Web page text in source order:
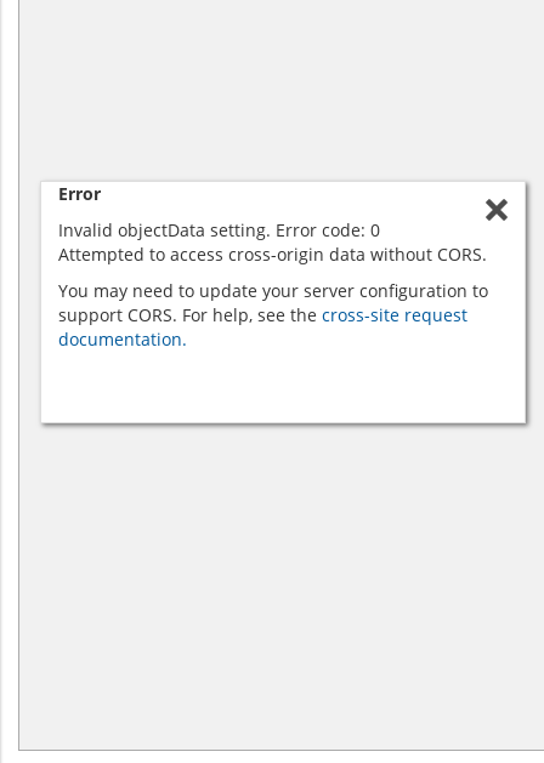
Error
Invalid objectData setting. Error code: 0
Attempted to access cross-origin data without CORS.
You may need to update your server configuration to
support CORS. For help, see the cross-site request
documentation.